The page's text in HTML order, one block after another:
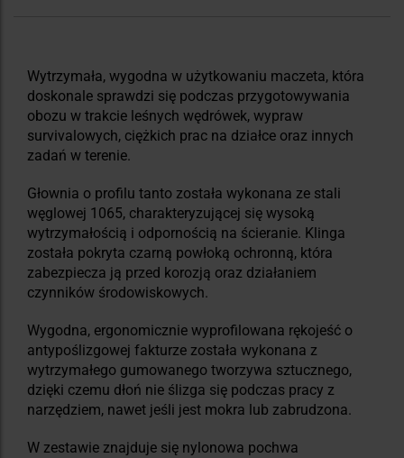
Wytrzymała, wygodna w użytkowaniu maczeta, która
doskonale sprawdzi się podczas przygotowywania
obozu w trakcie leśnych wędrówek, wypraw
survivalowych, ciężkich prac na działce oraz innych
zadań w terenie.
Głownia o profilu tanto została wykonana ze stali
węglowej 1065, charakteryzującej się wysoką
wytrzymałością i odpornością na ścieranie. Klinga
została pokryta czarną powłoką ochronną, która
zabezpiecza ją przed korozją oraz działaniem
czynników środowiskowych.
Wygodna, ergonomicznie wyprofilowana rękojeść o
antypoślizgowej fakturze została wykonana z
wytrzymałego gumowanego tworzywa sztucznego,
dzięki czemu dłoń nie ślizga się podczas pracy z
narzędziem, nawet jeśli jest mokra lub zabrudzona.
W zestawie znajduje się nylonowa pochwa